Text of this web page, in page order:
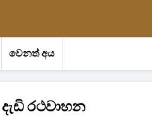
වෙනත් අය
රථවාහන